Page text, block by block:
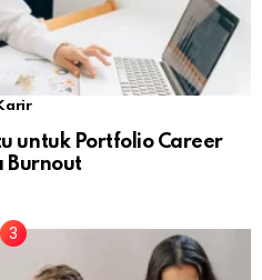
untuk Portfolio Career
Burnout